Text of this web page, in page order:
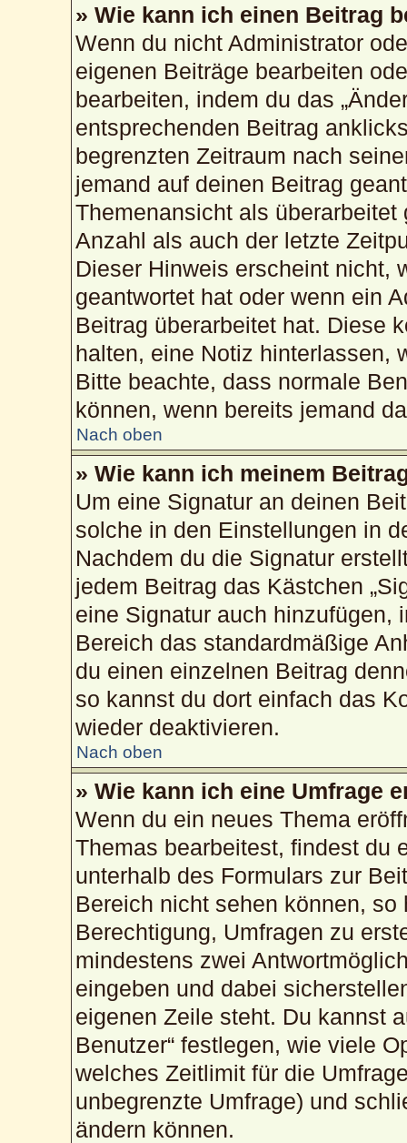
» Wie kann ich einen Beitrag
Wenn du nicht Administrator
eigenen Beiträge bearbeiten
bearbeiten, indem du das
entsprechenden Beitrag
begrenzten Zeitraum nach
jemand auf deinen Beitrag
Themenansicht als
Anzahl als auch der letzte
Dieser Hinweis erscheint nicht,
geantwortet hat oder wenn ein
Beitrag überarbeitet hat. Diese
halten, eine Notiz hinterlassen,
Bitte beachte, dass normale
können, wenn bereits jemand
Nach oben
» Wie kann ich meinem
Um eine Signatur an deinen
solche in den Einstellungen in
Nachdem du die Signatur
jedem Beitrag das Kästchen
eine Signatur auch hinzufügen,
Bereich das standardmäßige
du einen einzelnen Beitrag
so kannst du dort einfach das
wieder deaktivieren.
Nach oben
» Wie kann ich eine Umfrage
Wenn du ein neues Thema
Themas bearbeitest, findest du
unterhalb des Formulars zur
Bereich nicht sehen können,
Berechtigung, Umfragen zu
mindestens zwei
eingeben und dabei
eigenen Zeile steht. Du kannst
Benutzer“ festlegen, wie viele
welches Zeitlimit für die
unbegrenzte Umfrage) und
ändern können.